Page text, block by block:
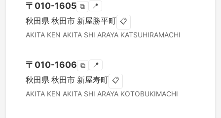
〒 010-1605 ⧉ 📍
秋田県 秋田市 新屋勝平町 📋
AKITA KEN AKITA SHI ARAYA KATSUHIRAMACHI
〒 010-1606 ⧉ 📍
秋田県 秋田市 新屋寿町 📋
AKITA KEN AKITA SHI ARAYA KOTOBUKIMACHI